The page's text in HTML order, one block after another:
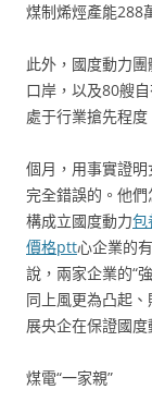
煤制烯烴產能288
此外，國度動力
口岸，以及80艘
處于行業搶先程度
個月，用事實證
完全錯誤的。他
構成立國度動力包
價格ptt心企業的
說，兩家企業的“
同上風更為凸起
展央企在保證國
煤電“一家親”